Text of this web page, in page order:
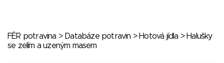
FÉR potravina > Databáze potravin > Hotová jídla > Halušky
se zelím a uzeným masem